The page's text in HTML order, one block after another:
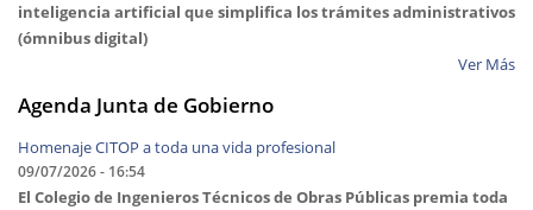
inteligencia artificial que simplifica los trámites administrativos
(ómnibus digital)
Ver Más
Agenda Junta de Gobierno
Homenaje CITOP a toda una vida profesional
09/07/2026 - 16:54
El Colegio de Ingenieros Técnicos de Obras Públicas premia toda